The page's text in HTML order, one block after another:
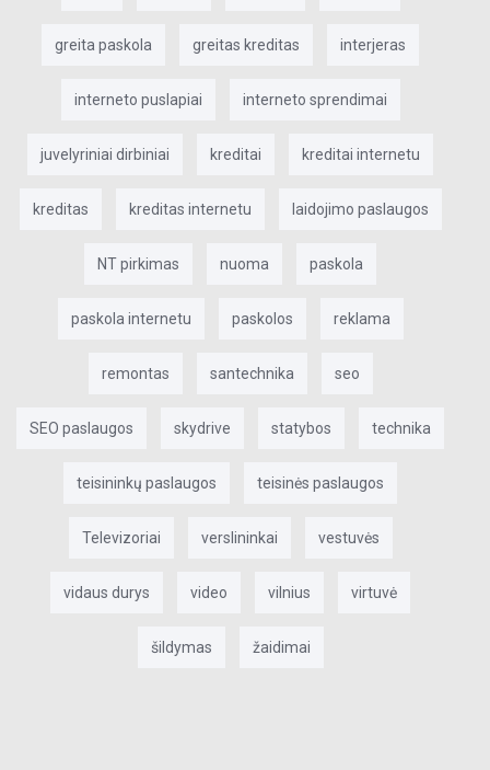
greita paskola greitas kreditas interjeras
interneto puslapiai interneto sprendimai
juvelyriniai dirbiniai kreditai kreditai internetu
kreditas kreditas internetu laidojimo paslaugos
NT pirkimas nuoma paskola
paskola internetu paskolos reklama
remontas santechnika seo
SEO paslaugos skydrive statybos technika
teisininkų paslaugos teisinės paslaugos
Televizoriai verslininkai vestuvės
vidaus durys video vilnius virtuvė
šildymas žaidimai